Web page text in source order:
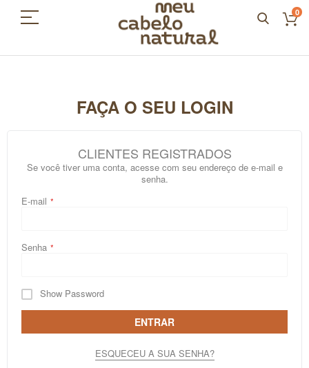
0
FAÇA O SEU LOGIN
CLIENTES REGISTRADOS
Se você tiver uma conta, acesse com seu endereço de e-mail e
senha.
E-mail
Senha
Show Password
ENTRAR
ESQUECEU A SUA SENHA?